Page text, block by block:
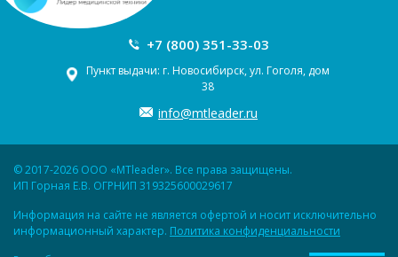
+7 (800) 351-33-03
Пункт выдачи: г. Новосибирск, ул. Гоголя, дом
38
info@mtleader.ru
© 2017-2026 ООО «MTleader». Все права защищены.
ИП Горная Е.В. ОГРНИП 319325600029617
Информация на сайте не является офертой и носит исключительно
информационный характер. Политика конфиденциальности